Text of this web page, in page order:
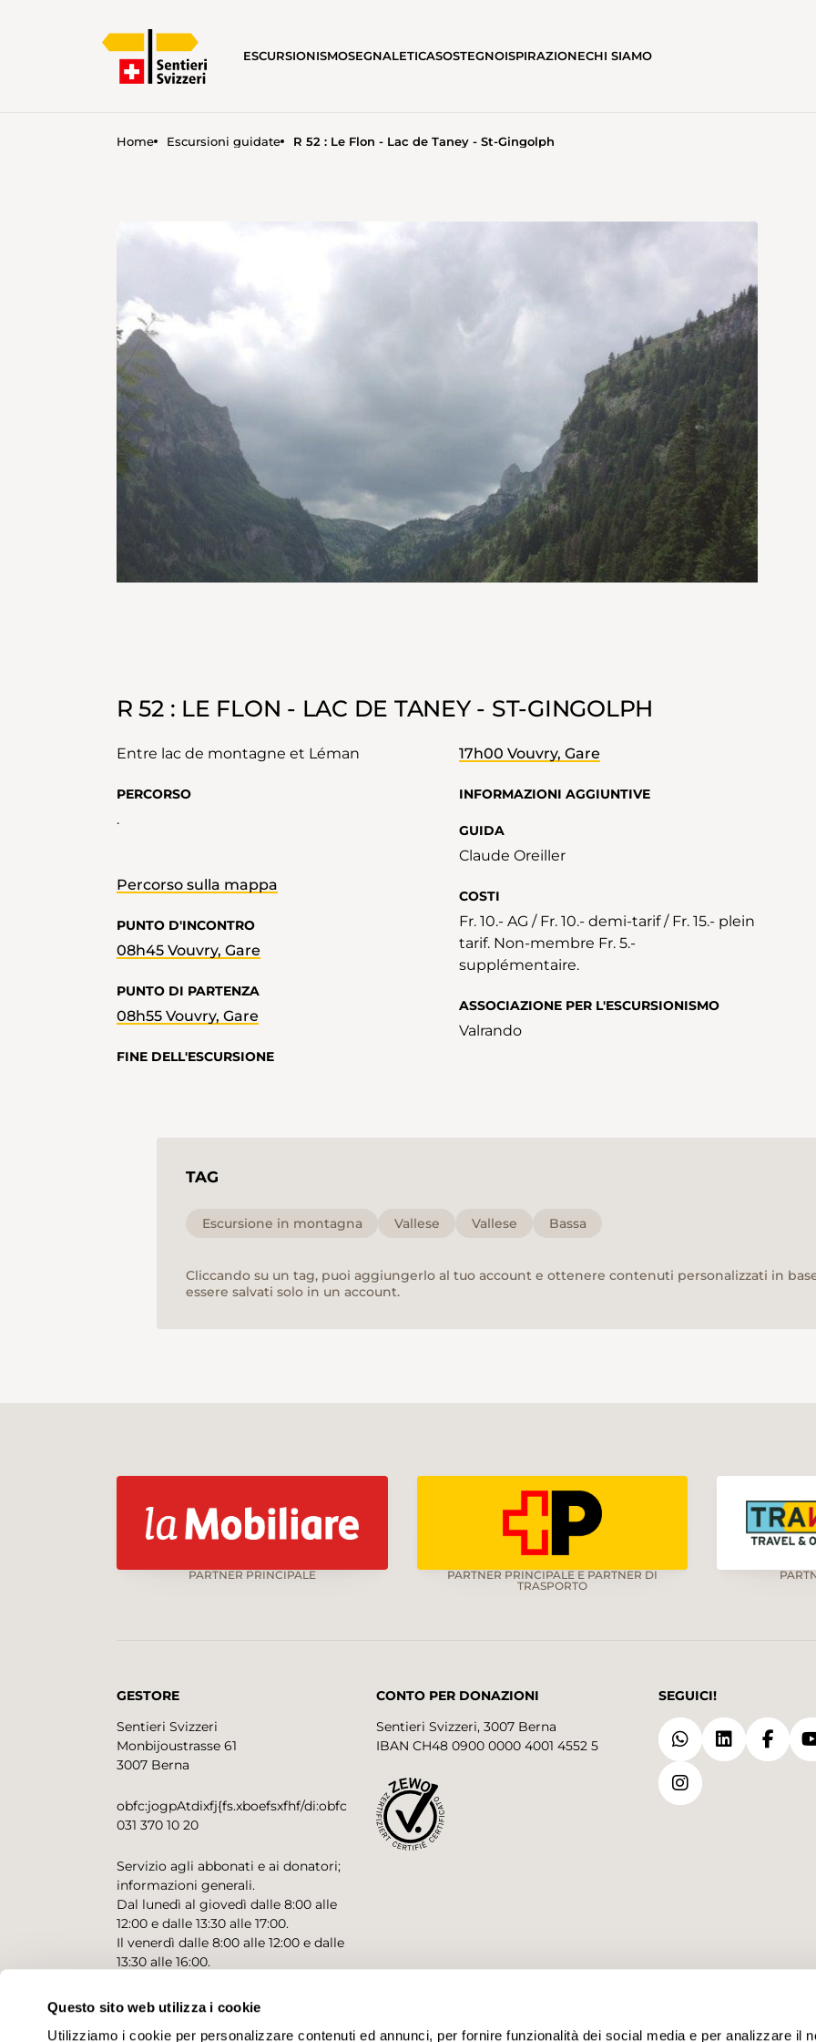
Questo sito web utilizza i cookie
Utilizziamo i cookie per personalizzare contenuti ed annunci, per fornire funzionalità dei social media e per analizzare il
ESCURSIONISMOSEGNALETICASOSTEGNOISPIRAZIONECHI SIAMO
Home Escursioni guidate R 52 : Le Flon - Lac de Taney - St-Gingolph
R 52 : LE FLON - LAC DE TANEY - ST-GINGOLPH
Entre lac de montagne et Léman
PERCORSO
.
Percorso sulla mappa
PUNTO D'INCONTRO
08h45 Vouvry, Gare
PUNTO DI PARTENZA
08h55 Vouvry, Gare
FINE DELL'ESCURSIONE
17h00 Vouvry, Gare
INFORMAZIONI AGGIUNTIVE
GUIDA
Claude Oreiller
COSTI
Fr. 10.- AG / Fr. 10.- demi-tarif / Fr. 15.- plein
tarif. Non-membre Fr. 5.-
supplémentaire.
ASSOCIAZIONE PER L'ESCURSIONISMO
Valrando
TAG
Escursione in montagna Vallese Vallese Bassa
Cliccando su un tag, puoi aggiungerlo al tuo account e ottenere contenuti personalizzati in
essere salvati solo in un account.
PARTNER PRINCIPALE
PARTNER PRINCIPALE E PARTNER DI
TRASPORTO
GESTORE
Sentieri Svizzeri
Monbijoustrasse 61
3007 Berna
obfc:jogpAtdixfj{fs.xboefsxfhf/di:obfc
031 370 10 20
Servizio agli abbonati e ai donatori;
informazioni generali.
Dal lunedì al giovedì dalle 8:00 alle
12:00 e dalle 13:30 alle 17:00.
Il venerdì dalle 8:00 alle 12:00 e dalle
13:30 alle 16:00.
CONTATTO PER RICHIESTE
CONTO PER DONAZIONI
Sentieri Svizzeri, 3007 Berna
IBAN CH48 0900 0000 4001 4552 5
SEGUICI!